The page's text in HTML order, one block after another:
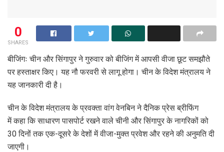
0
SHARES
बीजिंगः चीन और सिंगापुर ने गुरुवार को बीजिंग में आपसी वीजा छूट समझौते
पर हस्ताक्षर किए। यह नौ फरवरी से लागू होगा। चीन के विदेश मंत्रालय ने
यह जानकारी दी है।
चीन के विदेश मंत्रालय के प्रवक्ता वांग वेनबिन ने दैनिक प्रेस ब्रीफिंग
में कहा कि साधारण पासपोर्ट रखने वाले चीनी और सिंगापुर के नागरिकों को
30 दिनों तक एक-दूसरे के देशों में वीजा-मुक्त प्रवेश और रहने की अनुमति दी
जाएगी।